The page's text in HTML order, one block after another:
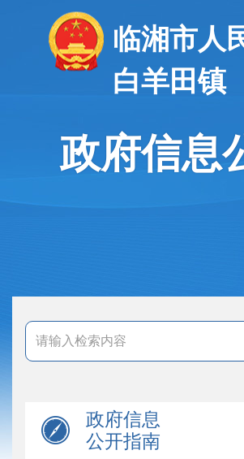
临湘市人
白羊田镇
政府信息
政府信息
公开指南